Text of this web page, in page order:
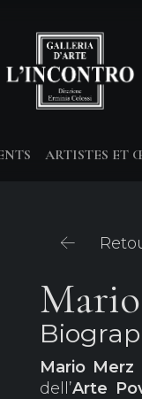
ARTISTES ET
Mario Merz
dell’Arte